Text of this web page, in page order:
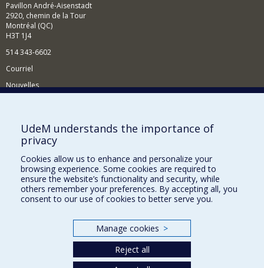
Pavillon André-Aisenstadt
2920, chemin de la Tour
Montréal (QC)
H3T 1J4
514 343-6602
Courriel
Nouvelles
Comment soutenir le Département?
BESOIN D'AIDE?
Plan du site
Signaler une erreur
Accessibilité
Nos départements et écoles
UdeM understands the importance of
privacy
Cookies allow us to enhance and personalize your
browsing experience. Some cookies are required to
ensure the website’s functionality and security, while
others remember your preferences. By accepting all, you
consent to our use of cookies to better serve you.
Manage cookies >
Reject all